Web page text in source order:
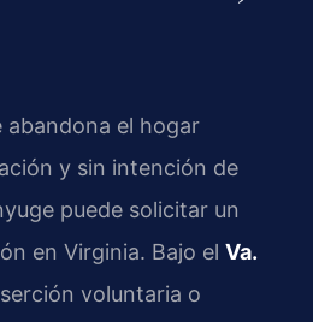
abandona el hogar
y sin intención de
puede solicitar un
en Virginia. Bajo el Va.
voluntaria o